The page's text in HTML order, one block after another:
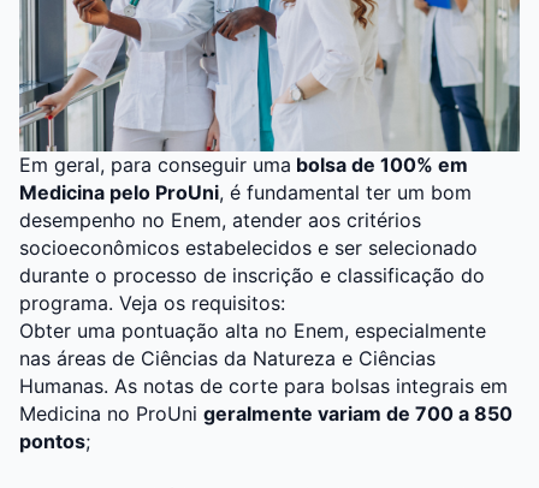
Em geral, para conseguir uma bolsa de 100% em
Medicina pelo ProUni, é fundamental ter um bom
desempenho no Enem, atender aos critérios
socioeconômicos estabelecidos e ser selecionado
durante o processo de inscrição e classificação do
programa. Veja os requisitos:
Obter uma pontuação alta no Enem, especialmente
nas áreas de Ciências da Natureza e Ciências
Humanas. As notas de corte para bolsas integrais em
Medicina no ProUni geralmente variam de 700 a 850
pontos;